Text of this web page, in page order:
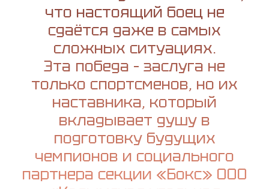
что настоящий боец не
сдаётся даже в самых
сложных ситуациях.
Эта победа – заслуга не
только спортсменов, но их
наставника, который
вкладывает душу в
подготовку будущих
чемпионов и социального
партнера секции «Бокс» ООО